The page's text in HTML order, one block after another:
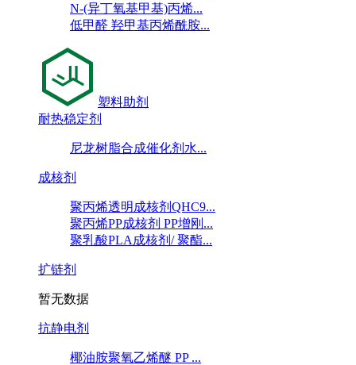
N-(异丁氧基甲基)丙烯...
低甲醛 羟甲基丙烯酰胺...
塑料助剂
耐热稳定剂
尼龙树脂合成催化剂水...
成核剂
聚丙烯透明成核剂QHC9...
聚丙烯PP成核剂 PP增刚...
聚乳酸PLA成核剂/ 聚酯...
扩链剂
暂无数据
抗静电剂
椰油胺聚氧乙烯醚 PP ...